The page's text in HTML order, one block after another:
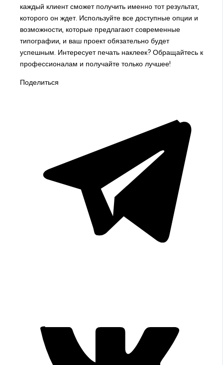
каждый клиент сможет получить именно тот результат,
которого он ждет. Используйте все доступные опции и
возможности, которые предлагают современные
типографии, и ваш проект обязательно будет
успешным. Интересует печать наклеек? Обращайтесь к
профессионалам и получайте только лучшее!
Поделиться